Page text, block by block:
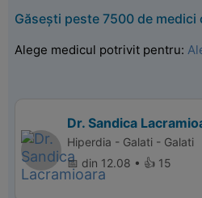
Găsești peste 7500 de
Alege medicul potrivit pentru:
Dr. Sandica
Hiperdia - Galati - Galati
📅 din 12.08 • 👍 15